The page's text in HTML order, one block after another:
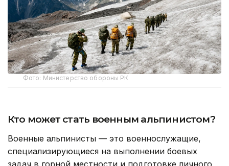
Фото: Министерство обороны РК
Кто может стать военным альпинистом?
Военные альпинисты — это военнослужащие,
специализирующиеся на выполнении боевых
задач в горной местности и подготовке личного